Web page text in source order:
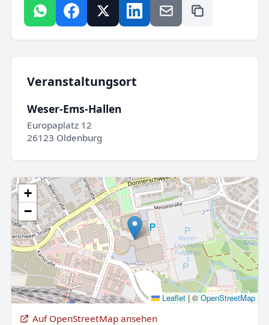
Veranstaltungsort
Weser-Ems-Hallen
Europaplatz 12
26123 Oldenburg
+
−
Leaflet |© OpenStreetMap
Auf OpenStreetMap ansehen